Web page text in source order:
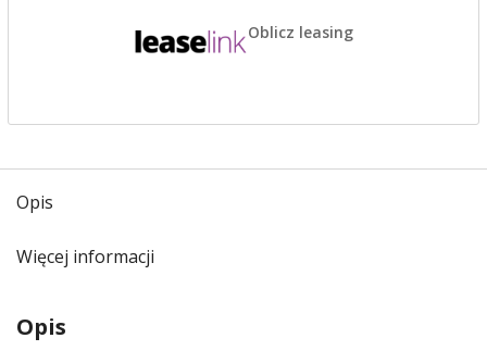
Oblicz leasing
Opis
Więcej informacji
Opis